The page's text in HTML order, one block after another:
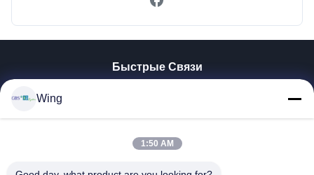
Быстрые Связи
VR-Шоу
Wing
1:50 AM